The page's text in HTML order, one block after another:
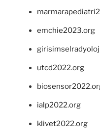
emchie2023.org
utcd2022.org
ialp2022.org
klivet2022.org